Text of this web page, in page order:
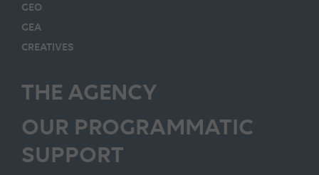
GEO
GEA
CREATIVES
THE AGENCY
OUR PROGRAMMATIC
SUPPORT